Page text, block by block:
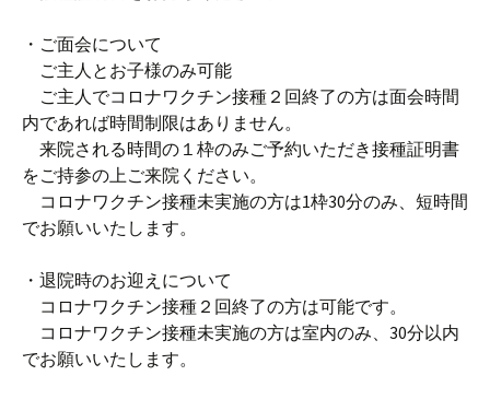
・ご面会について
ご主人とお子様のみ可能
ご主人でコロナワクチン接種２回終了の方は面会時間
内であれば時間制限はありません。
来院される時間の１枠のみご予約いただき接種証明書
をご持参の上ご来院ください。
コロナワクチン接種未実施の方は1枠30分のみ、短時間
でお願いいたします。
・退院時のお迎えについて
コロナワクチン接種２回終了の方は可能です。
コロナワクチン接種未実施の方は室内のみ、30分以内
でお願いいたします。